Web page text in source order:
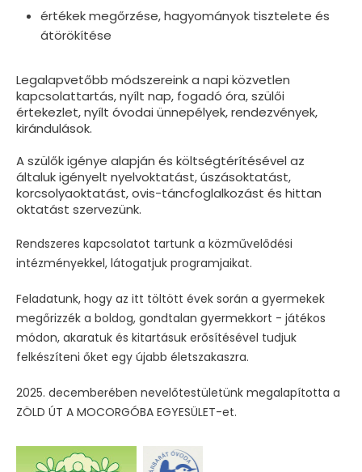
értékek megőrzése, hagyományok tisztelete és
átörökítése
Legalapvetőbb módszereink a napi közvetlen
kapcsolattartás, nyílt nap, fogadó óra, szülői
értekezlet, nyílt óvodai ünnepélyek, rendezvények,
kirándulások.
A szülők igénye alapján és költségtérítésével az
általuk igényelt nyelvoktatást, úszásoktatást,
korcsolyaoktatást, ovis-táncfoglalkozást és hittan
oktatást szervezünk.
Rendszeres kapcsolatot tartunk a közművelődési
intézményekkel, látogatjuk programjaikat.
Feladatunk, hogy az itt töltött évek során a gyermekek
megőrizzék a boldog, gondtalan gyermekkort - játékos
módon, akaratuk és kitartásuk erősítésével tudjuk
felkészíteni őket egy újabb életszakaszra.
2025. decemberében nevelőtestületünk megalapította a
ZÖLD ÚT A MOCORGÓBA EGYESÜLET-et.